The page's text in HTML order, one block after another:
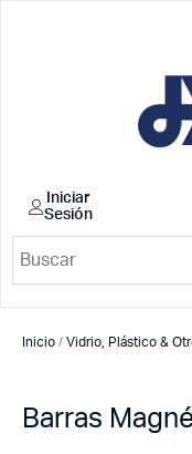
Iniciar
Sesión
Inicio / Vidrio, Plástico &
Barras